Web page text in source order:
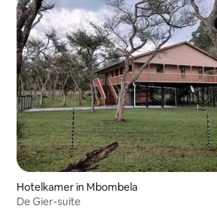
Hotelkamer in Mbombela
De Gier-suite